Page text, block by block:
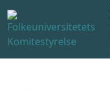
Skip
to
content